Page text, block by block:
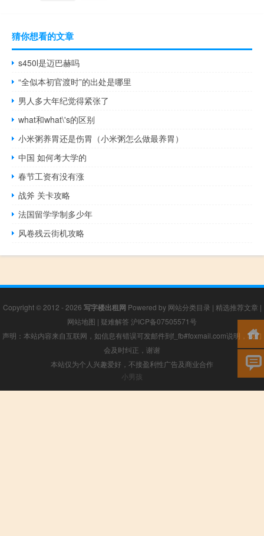
猜你想看的文章
s450l是迈巴赫吗
“全似本初官渡时”的出处是哪里
男人多大年纪觉得紧张了
what和what\'s的区别
小米粥养胃还是伤胃（小米粥怎么做最养胃）
中国 如何考大学的
春节工资有没有涨
战斧 关卡攻略
法国留学学制多少年
风卷残云街机攻略
Copyright © 2012 - 2026 写字楼出租网 Powered by 网站分类目录 | 精选推荐文章 |
网站地图 | 疑难解答 沪ICP备07505571号
声明：本站内容来自互联网，如信息有错误可发邮件到f_fb#foxmail.com说明，我们
会及时纠正，谢谢
本站仅为个人兴趣爱好，不接盈利性广告及商业合作
小男孩